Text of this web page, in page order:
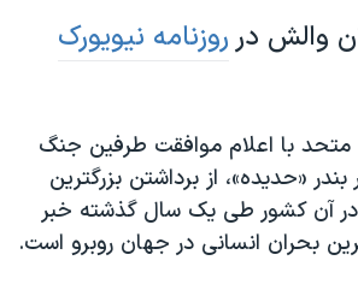
آزادی
کادر رهبری ایران
والش در روزنامه نیویورک
متحد با اعلام موافقت طرفین جنگ
«حدیده»، از برداشتن بزرگترین
آن کشور طی یک سال گذشته خبر
بحران انسانی در جهان روبرو است.